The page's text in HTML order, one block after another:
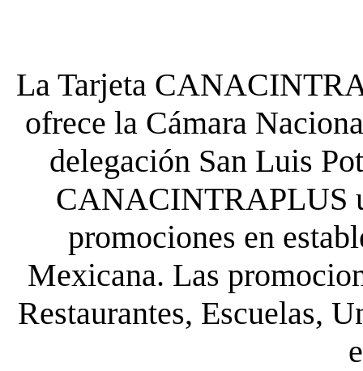
La Tarjeta
ofrece la Cámara
delegación San Luis
CANACINTRAPLUS
promociones en
Mexicana. Las
Restaurantes, Escuelas,